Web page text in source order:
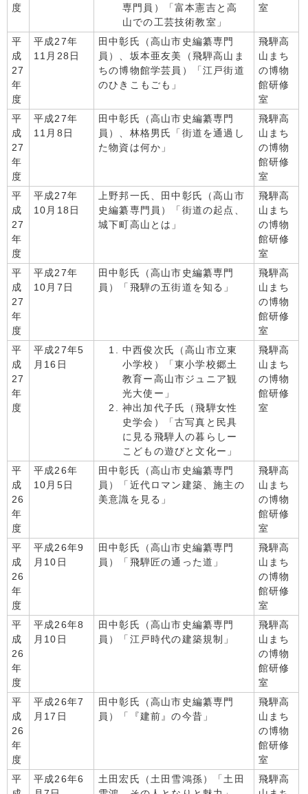
度
専門員）「富本憲吉と高
山での工芸技術教室」
室
平
成
27
年
度
平成27年
11月28日
田中彰氏（高山市史編纂専門
員）、坂本亜友美（飛騨高山ま
ちの博物館学芸員）「江戸街道
のひきこもごも」
飛騨高
山まち
の博物
館研修
室
平
成
27
年
度
平成27年
11月8日
田中彰氏（高山市史編纂専門
員）、林格男氏「街道を通過し
た物資は何か」
飛騨高
山まち
の博物
館研修
室
平
成
27
年
度
平成27年
10月18日
上野邦一氏、田中彰氏（高山市
史編纂専門員）「街道の起点、
城下町高山とは」
飛騨高
山まち
の博物
館研修
室
平
成
27
年
度
平成27年
10月7日
田中彰氏（高山市史編纂専門
員）「飛騨の五街道を知る」
飛騨高
山まち
の博物
館研修
室
平
成
27
年
度
平成27年5
月16日
中西俊次氏（高山市立東
小学校）「東小学校郷土
教育ー高山市ジュニア観
光大使ー」
神出加代子氏（飛騨女性
史学会）「古写真と民具
に見る飛騨人の暮らしー
こどもの遊びと文化ー」
飛騨高
山まち
の博物
館研修
室
平
成
26
年
度
平成26年
10月5日
田中彰氏（高山市史編纂専門
員）「近代ロマン建築、施主の
美意識を見る」
飛騨高
山まち
の博物
館研修
室
平
成
26
年
度
平成26年9
月10日
田中彰氏（高山市史編纂専門
員）「飛騨匠の通った道」
飛騨高
山まち
の博物
館研修
室
平
成
26
年
度
平成26年8
月10日
田中彰氏（高山市史編纂専門
員）「江戸時代の建築規制」
飛騨高
山まち
の博物
館研修
室
平
成
26
年
度
平成26年7
月17日
田中彰氏（高山市史編纂専門
員）「『建前』の今昔」
飛騨高
山まち
の博物
館研修
室
平
平成26年6
土田宏氏（土田雪鴻孫）「土田
飛騨高